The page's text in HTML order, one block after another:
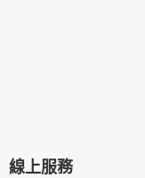
線上服務